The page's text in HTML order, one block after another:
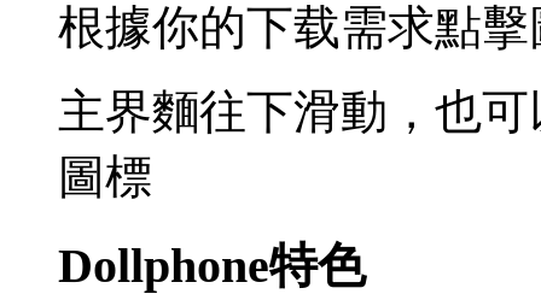
根據你的下载需求點
主界麵往下滑動，也
圖標
Dollphone特色